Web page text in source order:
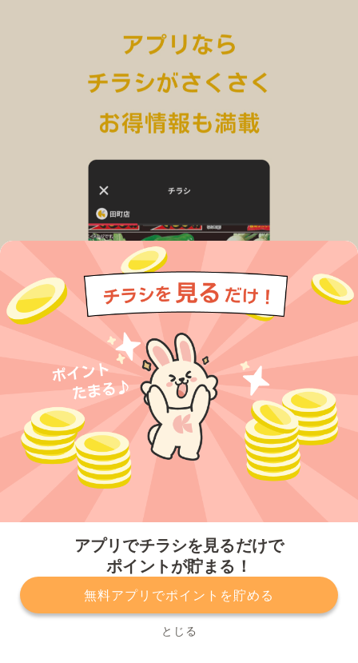
アプリでチラシを見るだけで
ポイントが貯まる！
無料アプリでポイントを貯める
とじる
プライバシーポリシー 利用規約
運営会社
サービスに関してのお問い合わせ